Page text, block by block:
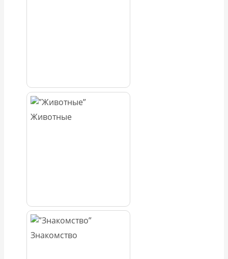
Животные
Знакомство